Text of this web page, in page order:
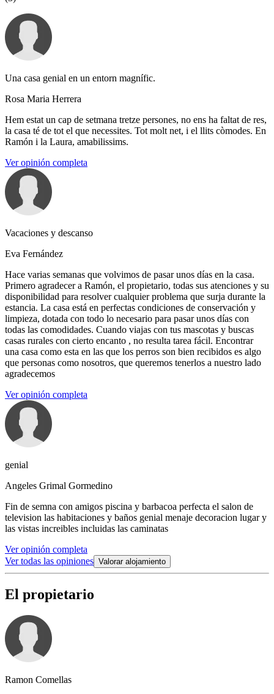
Una casa genial en un entorn magnífic.
Rosa Maria Herrera
Hem estat un cap de setmana tretze persones, no ens ha faltat de res,
la casa té de tot el que necessites. Tot molt net, i el llits còmodes. En
Ramón i la Laura, amabilissims.
Ver opinión completa
Vacaciones y descanso
Eva Fernández
Hace varias semanas que volvimos de pasar unos días en la casa.
Primero agradecer a Ramón, el propietario, todas sus atenciones y su
disponibilidad para resolver cualquier problema que surja durante la
estancia. La casa está en perfectas condiciones de conservación y
limpieza, dotada con todo lo necesario para pasar unos días con
todas las comodidades. Cuando viajas con tus mascotas y buscas
casas rurales con cierto encanto , no resulta tarea fácil. Encontrar
una casa como esta en las que los perros son bien recibidos es algo
que personas como nosotros, que queremos tenerlos a nuestro lado
agradecemos
Ver opinión completa
genial
Angeles Grimal Gormedino
Fin de semna con amigos piscina y barbacoa perfecta el salon de
television las habitaciones y baños genial menaje decoracion lugar y
las vistas increibles incluidas las caminatas
Ver opinión completa
Ver todas las opiniones Valorar alojamiento
El propietario
Ramon Comellas